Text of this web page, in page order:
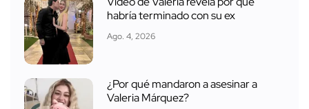
habría terminado con su ex
Ago. 4, 2026
¿Por qué mandaron a asesinar a
Valeria Márquez?